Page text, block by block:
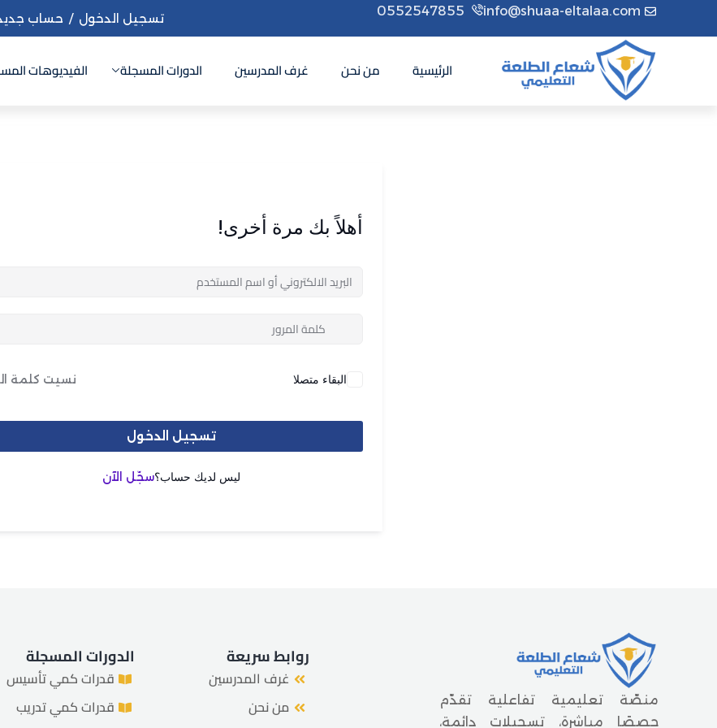
info@shuaa-eltalaa.com
0552547855 تسجيل الدخول / حساب
الرئيسية من نحن غرف المدرسين الدورات المسجلة الفيديوهات
أهلاً بك مرة أخرى!
البقاء متصلا نسيت كلمة
تسجيل الدخول
ليس لديك حساب؟سجّل الآن
منصّة تعليمية تفاعلية تقدّم
حصصًا مباشرة، تسجيلات دائمة،
روابط سريعة
غرف المدرسين
من نحن
الدورات المسجلة
قدرات كمي تأسيس
قدرات كمي تدريب
Don’t have an account?Sign up
تذكرني هل فقدت كلمة المرور الخاصة بك؟